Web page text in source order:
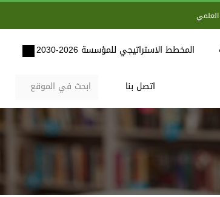
المخطط الاستراتيجي للمؤسسة 2026-2030
اتصل بنا